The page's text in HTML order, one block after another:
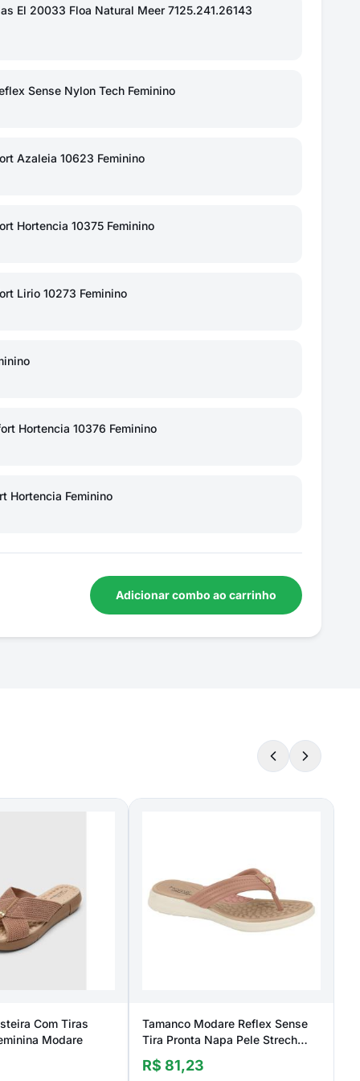
El 20033 Floa Natural Meer 7125.241.26143
Sense Nylon Tech Feminino
Azaleia 10623 Feminino
Hortencia 10375 Feminino
Lirio 10273 Feminino
Hortencia 10376 Feminino
Hortencia Feminino
Adicionar combo ao carrinho
Com Tiras
Modare
Tamanco Modare Reflex Sense
Tira Pronta Napa Pele Strech
7174.105.20980 Feminino
R$ 81,23